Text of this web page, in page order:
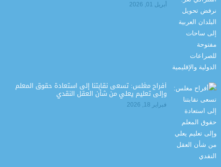
أبريل 01, 2026
أفراح مغلس: تسعى نقابتنا إلى استعادة حقوق المعلم
وإلى تعليم يعلي من شأن العقل النقدي
فبراير 18, 2026